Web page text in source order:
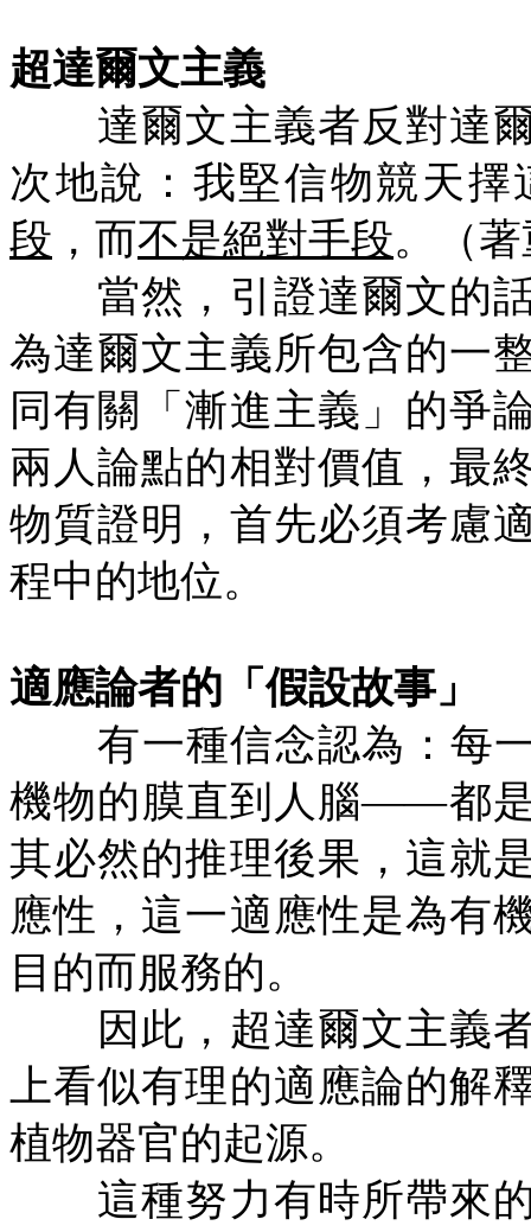
超達爾文主義
達爾文主義者反對達爾
次地說：我堅信物競天
段 ，而不是絕對手段。（
當然，引證達爾文的話
為達爾文主義所包含的一
同有關「漸進主義」的爭
兩人論點的相對價值，最
物質證明，首先必須考慮
程中的地位。
適應論者的「假設故事」
有一種信念認為：每
機物的膜直到人腦——都
其必然的推理後果，這就
應性，這一適應性是為有
目的而服務的。
因此，超達爾文主義者
上看似有理的適應論的解
植物器官的起源。
這種努力有時所帶來的